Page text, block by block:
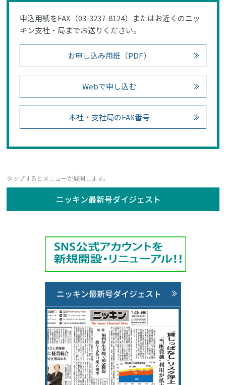
申込用紙をFAX（03-3237-8124）またはお近くのニッ
キン支社・局までお送りください。
お申し込み用紙（PDF）
Webで申し込む
本社・支社局のFAX番号
ニッキン最新号ダイジェスト
ニッキン最新号ダイジェスト